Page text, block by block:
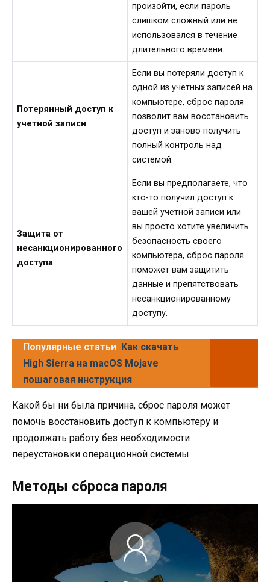
произойти, если пароль
слишком сложный или не
использовался в течение
длительного времени.
Потерянный доступ к
учетной записи
Если вы потеряли доступ к
одной из учетных записей на
компьютере, сброс пароля
позволит вам восстановить
доступ и заново получить
полный контроль над
системой.
Защита от
несанкционированного
доступа
Если вы предполагаете, что
кто-то получил доступ к
вашей учетной записи или
вы просто хотите увеличить
безопасность своего
компьютера, сброс пароля
поможет вам защитить
данные и препятствовать
несанкционированному
доступу.
Популярные статьи Как скачать
High Sierra на macOS Mojave
пошаговая инструкция
Какой бы ни была причина, сброс пароля может
помочь восстановить доступ к компьютеру и
продолжать работу без необходимости
переустановки операционной системы.
Методы сброса пароля